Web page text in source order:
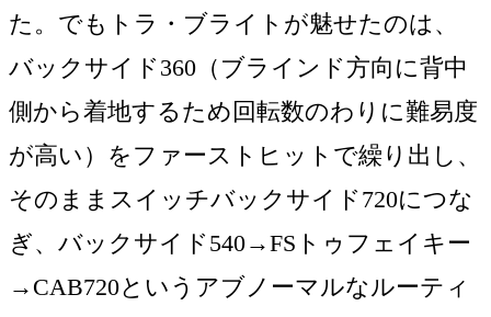
た。でもトラ・ブライトが魅せたのは、
バックサイド360（ブラインド方向に背中
側から着地するため回転数のわりに難易度
が高い）をファーストヒットで繰り出し、
そのままスイッチバックサイド720につな
ぎ、バックサイド540→FSトゥフェイキー
→CAB720というアブノーマルなルーティ